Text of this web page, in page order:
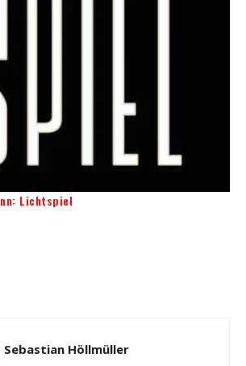
Lichtspiel
Sebastian Höllmüller